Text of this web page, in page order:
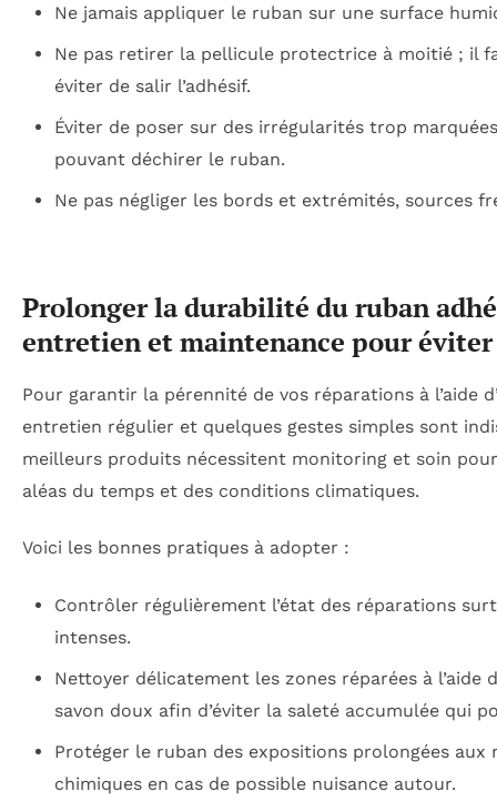
Ne jamais appliquer le ruban sur une surface
Ne pas retirer la pellicule protectrice à moitié ; il
éviter de salir l’adhésif.
Éviter de poser sur des irrégularités trop
pouvant déchirer le ruban.
Ne pas négliger les bords et extrémités, sources
Prolonger la durabilité du ruban
entretien et maintenance pour
Pour garantir la pérennité de vos réparations à l’aide
entretien régulier et quelques gestes simples sont
meilleurs produits nécessitent monitoring et soin
aléas du temps et des conditions climatiques.
Voici les bonnes pratiques à adopter :
Contrôler régulièrement l’état des réparations
intenses.
Nettoyer délicatement les zones réparées à l’aide
savon doux afin d’éviter la saleté accumulée qui
Protéger le ruban des expositions prolongées aux
chimiques en cas de possible nuisance autour.